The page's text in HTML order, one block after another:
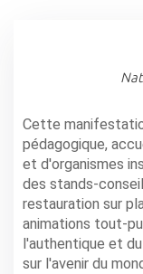
Cette
pédagogique,
et d'organismes
des stands-
restauration sur
animations tout-
l'authentique et
sur l'avenir du